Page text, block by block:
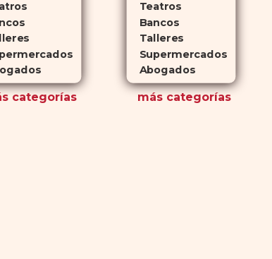
categorías
Teatros
Bancos
Talleres
Supermercados
Abogados
más categorías